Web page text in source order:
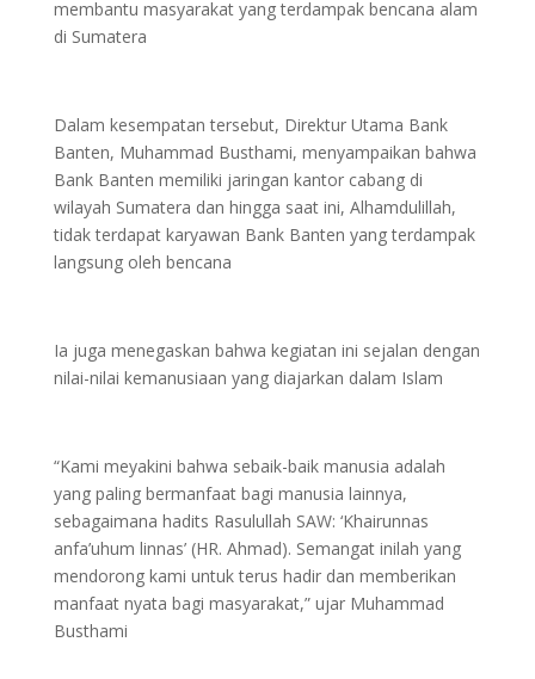
membantu masyarakat yang terdampak bencana alam
di Sumatera
Dalam kesempatan tersebut, Direktur Utama Bank
Banten, Muhammad Busthami, menyampaikan bahwa
Bank Banten memiliki jaringan kantor cabang di
wilayah Sumatera dan hingga saat ini, Alhamdulillah,
tidak terdapat karyawan Bank Banten yang terdampak
langsung oleh bencana
Ia juga menegaskan bahwa kegiatan ini sejalan dengan
nilai-nilai kemanusiaan yang diajarkan dalam Islam
“Kami meyakini bahwa sebaik-baik manusia adalah
yang paling bermanfaat bagi manusia lainnya,
sebagaimana hadits Rasulullah SAW: ‘Khairunnas
anfa’uhum linnas’ (HR. Ahmad). Semangat inilah yang
mendorong kami untuk terus hadir dan memberikan
manfaat nyata bagi masyarakat,” ujar Muhammad
Busthami